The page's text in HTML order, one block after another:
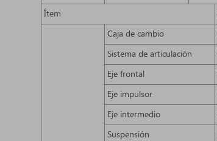
Ítem
Caja de cambio
Sistema de articulación
Eje frontal
Eje impulsor
Eje intermedio
Suspensión